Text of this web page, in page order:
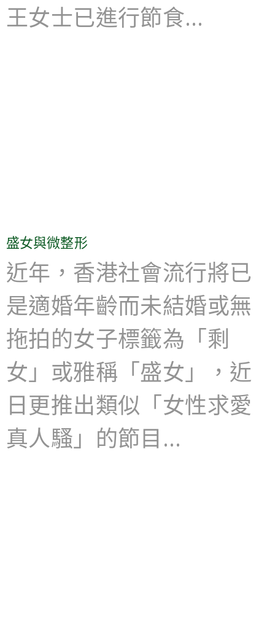
王女士已進行節食…
盛女與微整形
近年，香港社會流行將已
是適婚年齡而未結婚或無
拖拍的女子標籤為「剩
女」或雅稱「盛女」，近
日更推出類似「女性求愛
真人騷」的節目…